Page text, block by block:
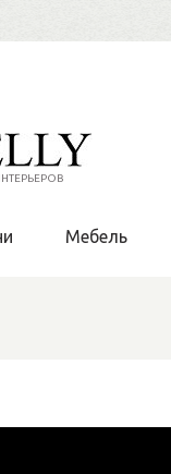
Мебель